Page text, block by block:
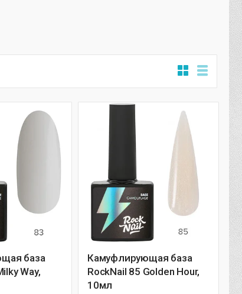
база
Way,
Камуфлирующая база
RockNail 85 Golden Hour,
10мл